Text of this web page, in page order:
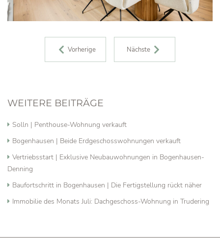
BEITRAGS-NAVIGATION
Vorherige Nächste
WEITERE BEITRÄGE
Solln | Penthouse-Wohnung verkauft
Bogenhausen | Beide Erdgeschosswohnungen verkauft
Vertriebsstart | Exklusive Neubauwohnungen in Bogenhausen-
Denning
Baufortschritt in Bogenhausen | Die Fertigstellung rückt näher
Immobilie des Monats Juli: Dachgeschoss-Wohnung in Trudering